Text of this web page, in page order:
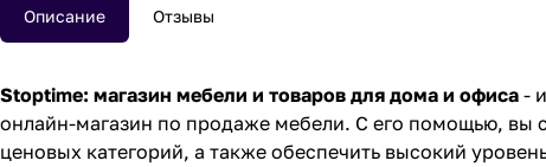
Описание Отзывы
Stoptime: магазин мебели и товаров для дома и офиса -
онлайн-магазин по продаже мебели. С его помощью, вы
ценовых категорий, а также обеспечить высокий